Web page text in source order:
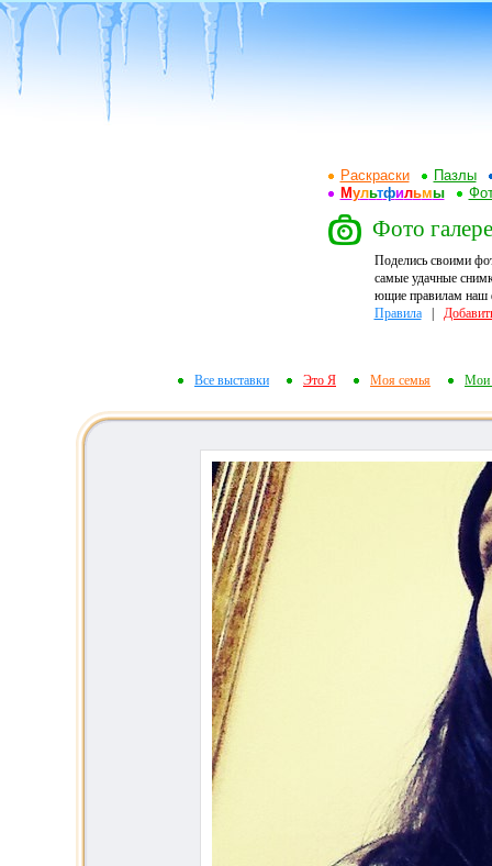
Раскраски
Пазлы
Мультфильмы
Фото
Поделись своими
самые удачные
ющие правилам наш
Правила|
Все выставки Это Я Моя семья Мои